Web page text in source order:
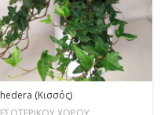
hedera (Κισσός)